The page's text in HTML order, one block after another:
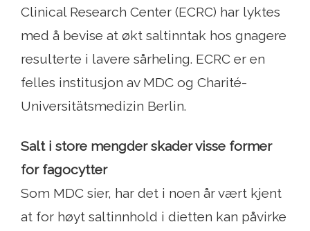
Clinical Research Center (ECRC) har lyktes
med å bevise at økt saltinntak hos gnagere
resulterte i lavere sårheling. ECRC er en
felles institusjon av MDC og Charité-
Universitätsmedizin Berlin.
Salt i store mengder skader visse former
for fagocytter
Som MDC sier, har det i noen år vært kjent
at for høyt saltinnhold i dietten kan påvirke